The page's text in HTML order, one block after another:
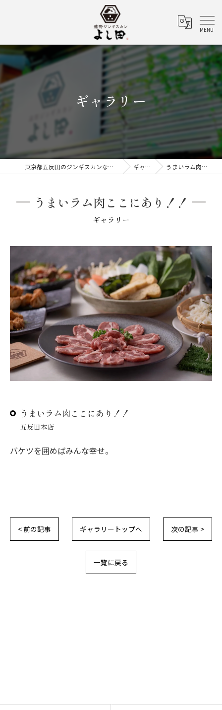
ギャラリー
東京都五反田のジンギスカンなら遠野ジンギスカン よし田 ギャラリー うまいラム肉ここにあり！！
ギャラリー
うまいラム肉ここにあり！！
うまいラム肉ここにあり！！
五反田本店
バケツを囲めばみんな幸せ。
< 前の記事 ギャラリートップへ 次の記事 >
一覧に戻る